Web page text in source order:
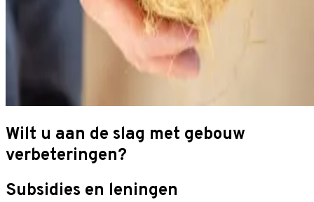
Wilt u aan de slag met gebouw
verbeteringen?
Subsidies en leningen